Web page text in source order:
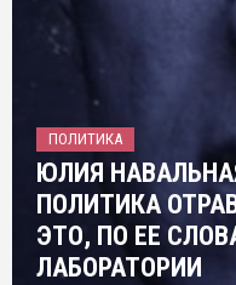
ПОЛИТИКА
ЮЛИЯ
ПОЛИТИКА
ЭТО, ПО ЕЕ
ЛАБОРАТОРИИ